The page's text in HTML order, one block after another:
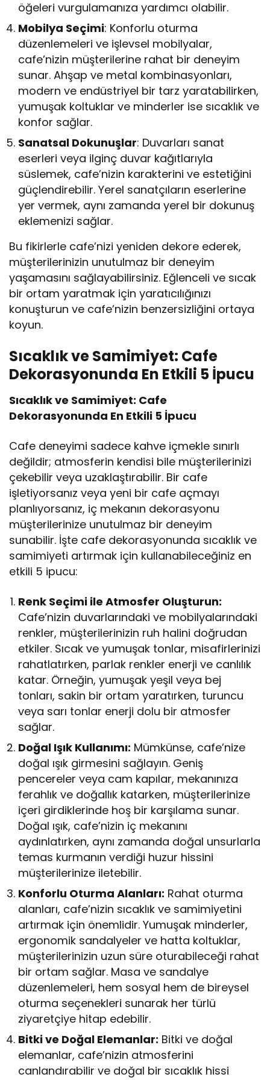
öğeleri vurgulamanıza yardımcı olabilir.
Mobilya Seçimi: Konforlu oturma
düzenlemeleri ve işlevsel mobilyalar,
cafe’nizin müşterilerine rahat bir deneyim
sunar. Ahşap ve metal kombinasyonları,
modern ve endüstriyel bir tarz yaratabilirken,
yumuşak koltuklar ve minderler ise sıcaklık ve
konfor sağlar.
Sanatsal Dokunuşlar: Duvarları sanat
eserleri veya ilginç duvar kağıtlarıyla
süslemek, cafe’nizin karakterini ve estetiğini
güçlendirebilir. Yerel sanatçıların eserlerine
yer vermek, aynı zamanda yerel bir dokunuş
eklemenizi sağlar.
Bu fikirlerle cafe’nizi yeniden dekore ederek,
müşterilerinizin unutulmaz bir deneyim
yaşamasını sağlayabilirsiniz. Eğlenceli ve sıcak
bir ortam yaratmak için yaratıcılığınızı
konuşturun ve cafe’nizin benzersizliğini ortaya
koyun.
Sıcaklık ve Samimiyet: Cafe
Dekorasyonunda En Etkili 5 İpucu
Sıcaklık ve Samimiyet: Cafe
Dekorasyonunda En Etkili 5 İpucu
Cafe deneyimi sadece kahve içmekle sınırlı
değildir; atmosferin kendisi bile müşterilerinizi
çekebilir veya uzaklaştırabilir. Bir cafe
işletiyorsanız veya yeni bir cafe açmayı
planlıyorsanız, iç mekanın dekorasyonu
müşterilerinize unutulmaz bir deneyim
sunabilir. İşte cafe dekorasyonunda sıcaklık ve
samimiyeti artırmak için kullanabileceğiniz en
etkili 5 ipucu:
Renk Seçimi ile Atmosfer Oluşturun:
Cafe’nizin duvarlarındaki ve mobilyalarındaki
renkler, müşterilerinizin ruh halini doğrudan
etkiler. Sıcak ve yumuşak tonlar, misafirlerinizi
rahatlatırken, parlak renkler enerji ve canlılık
katar. Örneğin, yumuşak yeşil veya bej
tonları, sakin bir ortam yaratırken, turuncu
veya sarı tonlar enerji dolu bir atmosfer
sağlar.
Doğal Işık Kullanımı: Mümkünse, cafe’nize
doğal ışık girmesini sağlayın. Geniş
pencereler veya cam kapılar, mekanınıza
ferahlık ve doğallık katarken, müşterilerinize
içeri girdiklerinde hoş bir karşılama sunar.
Doğal ışık, cafe’nizin iç mekanını
aydınlatırken, aynı zamanda doğal unsurlarla
temas kurmanın verdiği huzur hissini
müşterilerinize iletebilir.
Konforlu Oturma Alanları: Rahat oturma
alanları, cafe’nizin sıcaklık ve samimiyetini
artırmak için önemlidir. Yumuşak minderler,
ergonomik sandalyeler ve hatta koltuklar,
müşterilerinizin uzun süre oturabileceği rahat
bir ortam sağlar. Masa ve sandalye
düzenlemeleri, hem sosyal hem de bireysel
oturma seçenekleri sunarak her türlü
ziyaretçiye hitap edebilir.
Bitki ve Doğal Elemanlar: Bitki ve doğal
elemanlar, cafe’nizin atmosferini
canlandırabilir ve doğal bir sıcaklık hissi